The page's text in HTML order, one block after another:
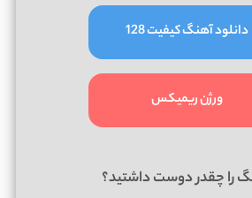
دانلود آهنگ کیفیت 128
ورژن ریمیکس
را چقدر دوست داشتید؟